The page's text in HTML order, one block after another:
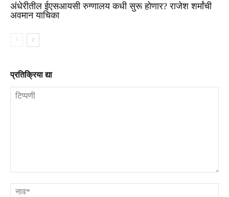
अंधेरीतील ईएसआयसी रुग्णालय कधी सुरू होणार? राजेश शर्मांची
अवमान याचिका
प्रतिक्रिया द्या